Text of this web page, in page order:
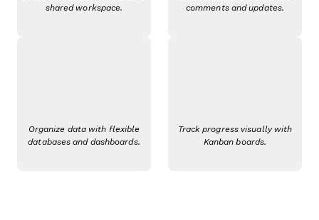
shared workspace.
comments and updates.
Organize data with flexible
databases and dashboards.
Track progress visually with
Kanban boards.